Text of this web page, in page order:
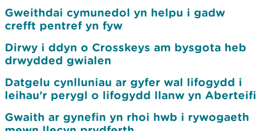
Gweithdai cymunedol yn helpu i gadw
crefft pentref yn fyw
Dirwy i ddyn o Crosskeys am bysgota heb
drwydded gwialen
Datgelu cynlluniau ar gyfer wal lifogydd i
leihau'r perygl o lifogydd llanw yn Aberteifi
Gwaith ar gynefin yn rhoi hwb i rywogaeth